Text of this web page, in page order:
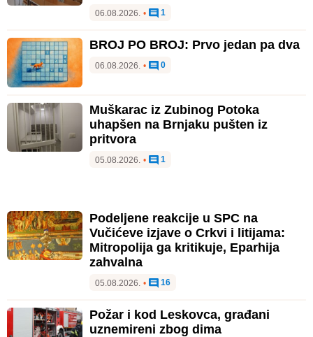
06.08.2026. • 1
BROJ PO BROJ: Prvo jedan pa dva
06.08.2026. • 0
Muškarac iz Zubinog Potoka
uhapšen na Brnjaku pušten iz
pritvora
05.08.2026. • 1
Podeljene reakcije u SPC na
Vučićeve izjave o Crkvi i litijama:
Mitropolija ga kritikuje, Eparhija
zahvalna
05.08.2026. • 16
Požar i kod Leskovca, građani
uznemireni zbog dima